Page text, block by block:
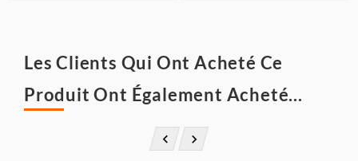
Les Clients Qui Ont Acheté Ce
Produit Ont Également Acheté...
 